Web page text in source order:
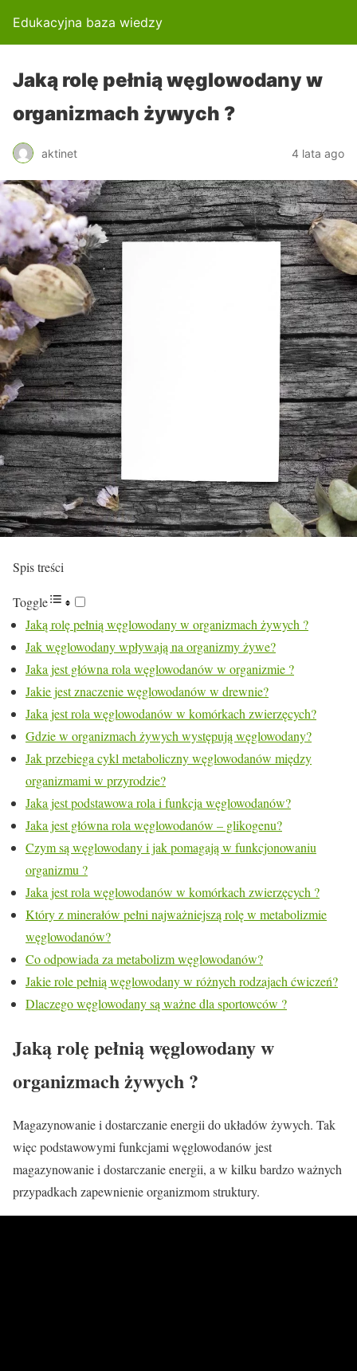
Edukacyjna baza wiedzy
Jaką rolę pełnią węglowodany w
organizmach żywych ?
aktinet 4 lata ago
Spis treści
Toggle
Jaką rolę pełnią węglowodany w organizmach żywych ?
Jak węglowodany wpływają na organizmy żywe?
Jaka jest główna rola węglowodanów w organizmie ?
Jakie jest znaczenie węglowodanów w drewnie?
Jaka jest rola węglowodanów w komórkach zwierzęcych?
Gdzie w organizmach żywych występują węglowodany?
Jak przebiega cykl metaboliczny węglowodanów między
organizmami w przyrodzie?
Jaka jest podstawowa rola i funkcja węglowodanów?
Jaka jest główna rola węglowodanów – glikogenu?
Czym są węglowodany i jak pomagają w funkcjonowaniu
organizmu ?
Jaka jest rola węglowodanów w komórkach zwierzęcych ?
Który z minerałów pełni najważniejszą rolę w metabolizmie
węglowodanów?
Co odpowiada za metabolizm węglowodanów?
Jakie role pełnią węglowodany w różnych rodzajach ćwiczeń?
Dlaczego węglowodany są ważne dla sportowców ?
Jaką rolę pełnią węglowodany w
organizmach żywych ?
Magazynowanie i dostarczanie energii do układów żywych. Tak
więc podstawowymi funkcjami węglowodanów jest
magazynowanie i dostarczanie energii, a w kilku bardzo ważnych
przypadkach zapewnienie organizmom struktury.